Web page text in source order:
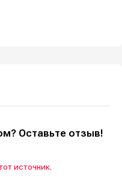
Оставьте отзыв!
источник.